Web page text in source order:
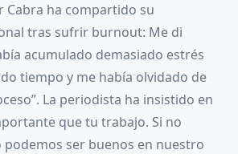
Cabra ha compartido su
tras sufrir burnout: Me di
acumulado demasiado estrés
tiempo y me había olvidado de
La periodista ha insistido en
que tu trabajo. Si no
podemos ser buenos en nuestro